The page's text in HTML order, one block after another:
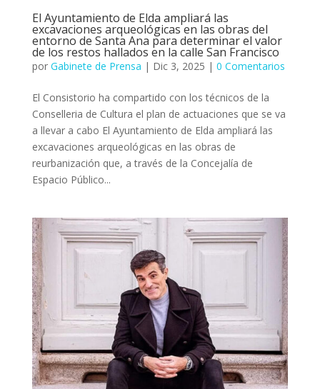
El Ayuntamiento de Elda ampliará las
excavaciones arqueológicas en las obras del
entorno de Santa Ana para determinar el valor
de los restos hallados en la calle San Francisco
por Gabinete de Prensa | Dic 3, 2025 | 0 Comentarios
El Consistorio ha compartido con los técnicos de la
Conselleria de Cultura el plan de actuaciones que se va
a llevar a cabo El Ayuntamiento de Elda ampliará las
excavaciones arqueológicas en las obras de
reurbanización que, a través de la Concejalía de
Espacio Público...